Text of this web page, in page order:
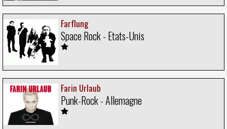
Farflung
Space Rock - Etats-Unis
Farin Urlaub
Punk-Rock - Allemagne